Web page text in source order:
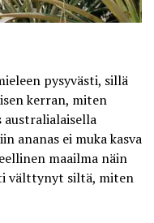
pysyvästi, sillä
kerran, miten
australialaisella
ananas ei muka kasva
maailma näin
välttynyt siltä, miten